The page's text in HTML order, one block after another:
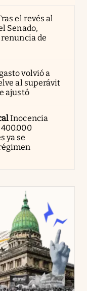
el revés al
Senado,
de
volvió a
al superávit
ajustó
Inocencia
400.000
ya se